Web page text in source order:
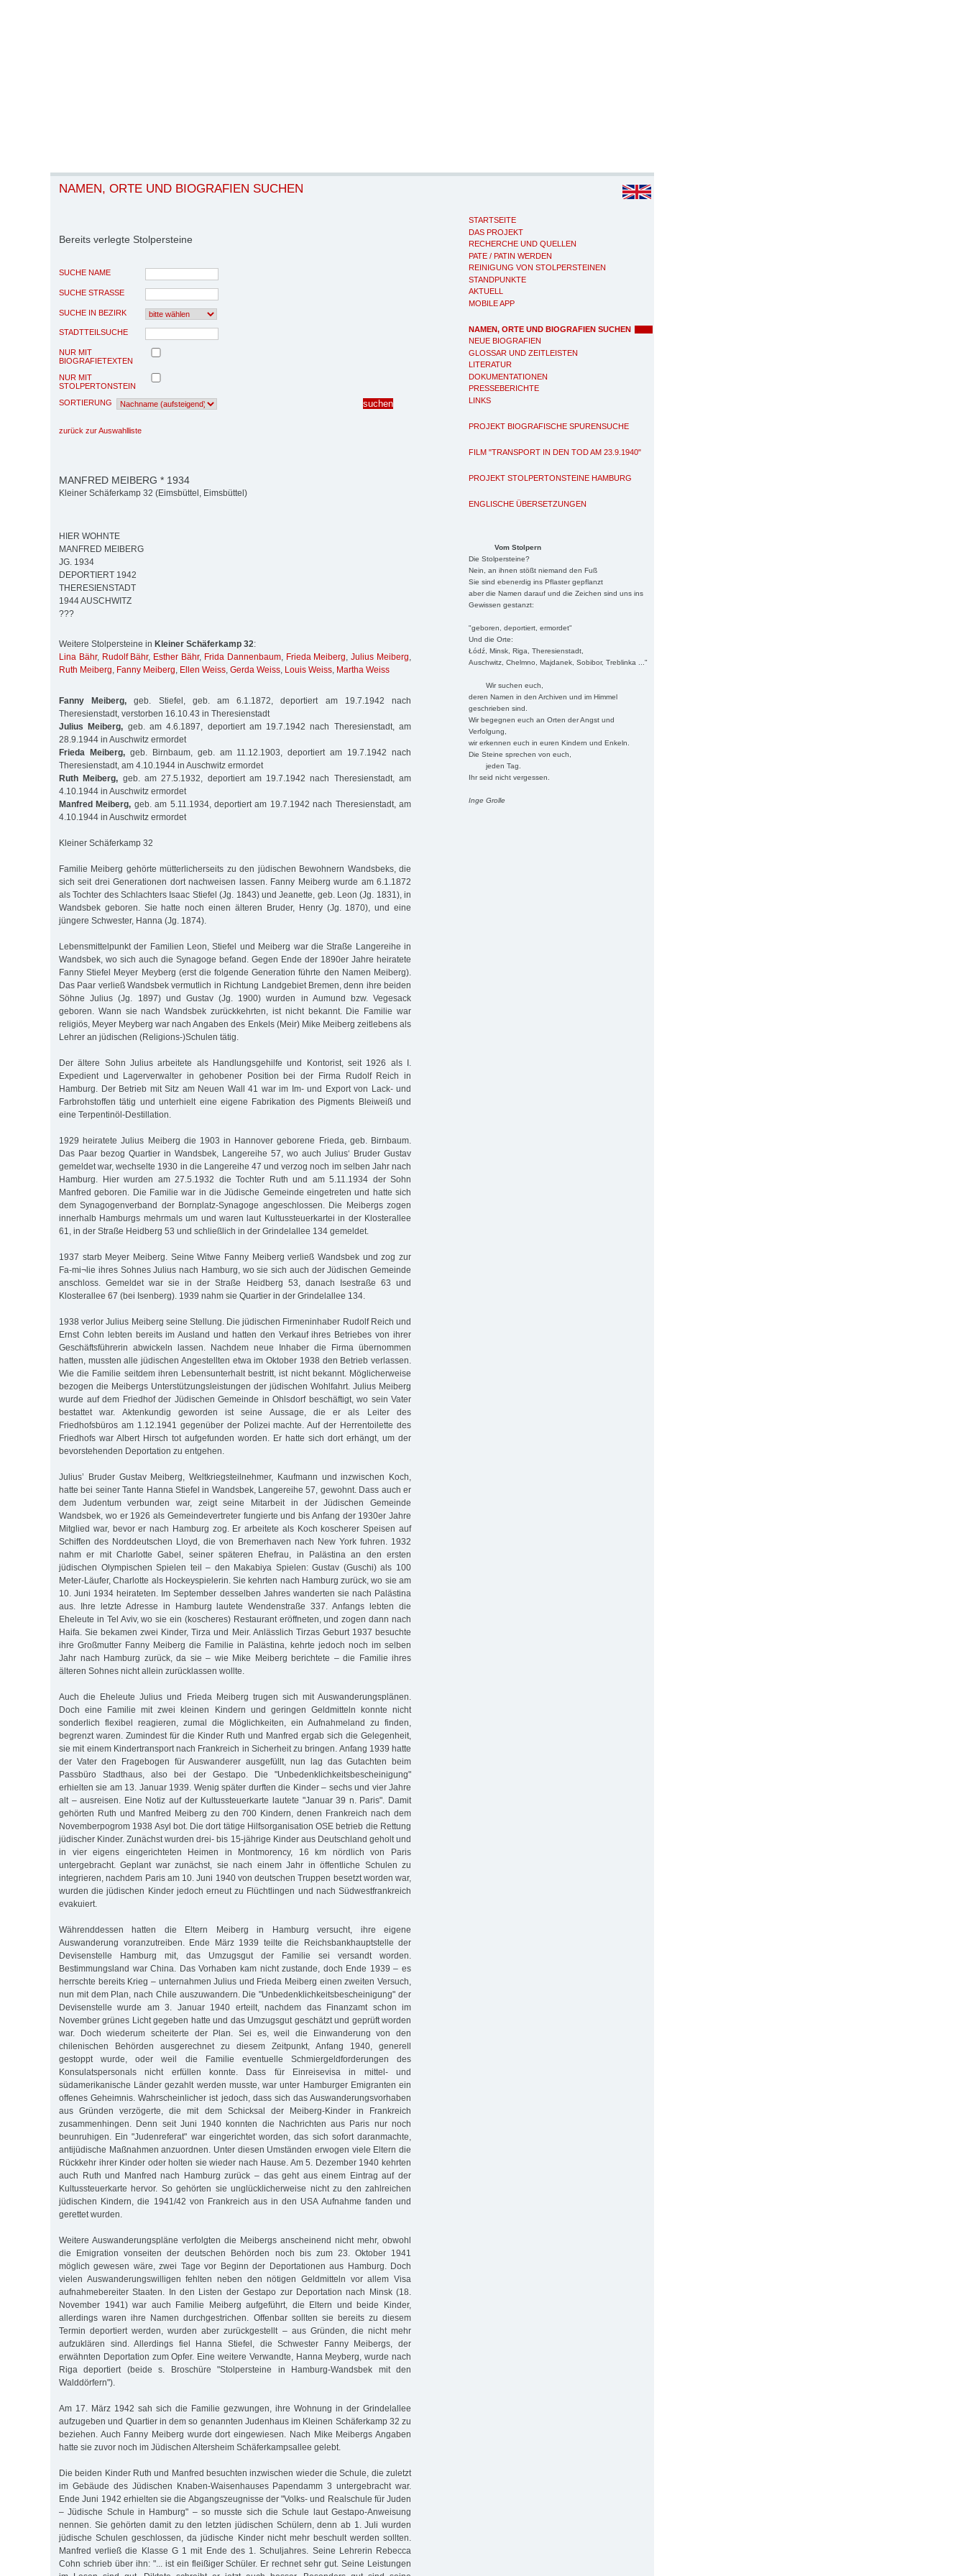
STARTSEITE
DAS PROJEKT
RECHERCHE UND QUELLEN
PATE / PATIN WERDEN
REINIGUNG VON STOLPERSTEINEN
STANDPUNKTE
AKTUELL
MOBILE APP
NAMEN, ORTE UND BIOGRAFIEN SUCHEN
NEUE BIOGRAFIEN
GLOSSAR UND ZEITLEISTEN
LITERATUR
DOKUMENTATIONEN
PRESSEBERICHTE
LINKS
PROJEKT BIOGRAFISCHE SPURENSUCHE
FILM "TRANSPORT IN DEN TOD AM 23.9.1940"
PROJEKT STOLPERTONSTEINE HAMBURG
ENGLISCHE ÜBERSETZUNGEN
Vom Stolpern
Die Stolpersteine?
Nein, an ihnen stößt niemand den Fuß
Sie sind ebenerdig ins Pflaster gepflanzt
aber die Namen darauf und die Zeichen sind uns ins
Gewissen gestanzt:
"geboren, deportiert, ermordet"
Und die Orte:
Łódź, Minsk, Riga, Theresienstadt,
Auschwitz, Chelmno, Majdanek, Sobibor, Treblinka ..."
Wir suchen euch,
deren Namen in den Archiven und im Himmel
geschrieben sind.
Wir begegnen euch an Orten der Angst und
Verfolgung,
wir erkennen euch in euren Kindern und Enkeln.
Die Steine sprechen von euch,
jeden Tag.
Ihr seid nicht vergessen.
Inge Grolle
NAMEN, ORTE UND BIOGRAFIEN SUCHEN
Bereits verlegte Stolpersteine
SUCHE NAME
SUCHE STRASSE
SUCHE IN BEZIRK
STADTTEILSUCHE
NUR MIT
BIOGRAFIETEXTEN
NUR MIT
STOLPERTONSTEIN
SORTIERUNG
zurück zur Auswahlliste
MANFRED MEIBERG * 1934
Kleiner Schäferkamp 32 (Eimsbüttel, Eimsbüttel)
HIER WOHNTE
MANFRED MEIBERG
JG. 1934
DEPORTIERT 1942
THERESIENSTADT
1944 AUSCHWITZ
???
Weitere Stolpersteine in Kleiner Schäferkamp 32:
Lina Bähr, Rudolf Bähr, Esther Bähr, Frida Dannenbaum, Frieda Meiberg,Julius Meiberg,
Ruth Meiberg, Fanny Meiberg, Ellen Weiss, Gerda Weiss, Louis Weiss, Martha Weiss
Fanny Meiberg, geb. Stiefel, geb. am 6.1.1872, deportiert am 19.7.1942 nach
Theresienstadt, verstorben 16.10.43 in Theresienstadt
Julius Meiberg, geb. am 4.6.1897, deportiert am 19.7.1942 nach Theresienstadt, am
28.9.1944 in Auschwitz ermordet
Frieda Meiberg,geb. Birnbaum, geb. am 11.12.1903, deportiert am 19.7.1942 nach
Theresienstadt, am 4.10.1944 in Auschwitz ermordet
Ruth Meiberg, geb. am 27.5.1932, deportiert am 19.7.1942 nach Theresienstadt, am
4.10.1944 in Auschwitz ermordet
Manfred Meiberg, geb. am 5.11.1934, deportiert am 19.7.1942 nach Theresienstadt, am
4.10.1944 in Auschwitz ermordet
Kleiner Schäferkamp 32
Familie Meiberg gehörte mütterlicherseits zu den jüdischen Bewohnern Wandsbeks, die
sich seit drei Generationen dort nachweisen lassen. Fanny Meiberg wurde am 6.1.1872
als Tochter des Schlachters Isaac Stiefel (Jg. 1843) und Jeanette, geb. Leon (Jg. 1831), in
Wandsbek geboren. Sie hatte noch einen älteren Bruder, Henry (Jg. 1870), und eine
jüngere Schwester, Hanna (Jg. 1874).
Lebensmittelpunkt der Familien Leon, Stiefel und Meiberg war die Straße Langereihe in
Wandsbek, wo sich auch die Synagoge befand. Gegen Ende der 1890er Jahre heiratete
Fanny Stiefel Meyer Meyberg (erst die folgende Generation führte den Namen Meiberg).
Das Paar verließ Wandsbek vermutlich in Richtung Landgebiet Bremen, denn ihre beiden
Söhne Julius (Jg. 1897) und Gustav (Jg. 1900) wurden in Aumund bzw. Vegesack
geboren. Wann sie nach Wandsbek zurückkehrten, ist nicht bekannt. Die Familie war
religiös, Meyer Meyberg war nach Angaben des Enkels (Meir) Mike Meiberg zeitlebens als
Lehrer an jüdischen (Religions-)Schulen tätig.
Der ältere Sohn Julius arbeitete als Handlungsgehilfe und Kontorist, seit 1926 als I.
Expedient und Lagerverwalter in gehobener Position bei der Firma Rudolf Reich in
Hamburg. Der Betrieb mit Sitz am Neuen Wall 41 war im Im- und Export von Lack- und
Farbrohstoffen tätig und unterhielt eine eigene Fabrikation des Pigments Bleiweiß und
eine Terpentinöl-Destillation.
1929 heiratete Julius Meiberg die 1903 in Hannover geborene Frieda, geb. Birnbaum.
Das Paar bezog Quartier in Wandsbek, Langereihe 57, wo auch Julius‘ Bruder Gustav
gemeldet war, wechselte 1930 in die Langereihe 47 und verzog noch im selben Jahr nach
Hamburg. Hier wurden am 27.5.1932 die Tochter Ruth und am 5.11.1934 der Sohn
Manfred geboren. Die Familie war in die Jüdische Gemeinde eingetreten und hatte sich
dem Synagogenverband der Bornplatz-Synagoge angeschlossen. Die Meibergs zogen
innerhalb Hamburgs mehrmals um und waren laut Kultussteuerkartei in der Klosterallee
61, in der Straße Heidberg 53 und schließlich in der Grindelallee 134 gemeldet.
1937 starb Meyer Meiberg. Seine Witwe Fanny Meiberg verließ Wandsbek und zog zur
Fa-mi¬lie ihres Sohnes Julius nach Hamburg, wo sie sich auch der Jüdischen Gemeinde
anschloss. Gemeldet war sie in der Straße Heidberg 53, danach Isestraße 63 und
Klosterallee 67 (bei Isenberg). 1939 nahm sie Quartier in der Grindelallee 134.
1938 verlor Julius Meiberg seine Stellung. Die jüdischen Firmeninhaber Rudolf Reich und
Ernst Cohn lebten bereits im Ausland und hatten den Verkauf ihres Betriebes von ihrer
Geschäftsführerin abwickeln lassen. Nachdem neue Inhaber die Firma übernommen
hatten, mussten alle jüdischen Angestellten etwa im Oktober 1938 den Betrieb verlassen.
Wie die Familie seitdem ihren Lebensunterhalt bestritt, ist nicht bekannt. Möglicherweise
bezogen die Meibergs Unterstützungsleistungen der jüdischen Wohlfahrt. Julius Meiberg
wurde auf dem Friedhof der Jüdischen Gemeinde in Ohlsdorf beschäftigt, wo sein Vater
bestattet war. Aktenkundig geworden ist seine Aussage, die er als Leiter des
Friedhofsbüros am 1.12.1941 gegenüber der Polizei machte. Auf der Herrentoilette des
Friedhofs war Albert Hirsch tot aufgefunden worden. Er hatte sich dort erhängt, um der
bevorstehenden Deportation zu entgehen.
Julius’ Bruder Gustav Meiberg, Weltkriegsteilnehmer, Kaufmann und inzwischen Koch,
hatte bei seiner Tante Hanna Stiefel in Wandsbek, Langereihe 57, gewohnt. Dass auch er
dem Judentum verbunden war, zeigt seine Mitarbeit in der Jüdischen Gemeinde
Wandsbek, wo er 1926 als Gemeindevertreter fungierte und bis Anfang der 1930er Jahre
Mitglied war, bevor er nach Hamburg zog. Er arbeitete als Koch koscherer Speisen auf
Schiffen des Norddeutschen Lloyd, die von Bremerhaven nach New York fuhren. 1932
nahm er mit Charlotte Gabel, seiner späteren Ehefrau, in Palästina an den ersten
jüdischen Olympischen Spielen teil – den Makabiya Spielen: Gustav (Guschi) als 100
Meter-Läufer, Charlotte als Hockeyspielerin. Sie kehrten nach Hamburg zurück, wo sie am
10. Juni 1934 heirateten. Im September desselben Jahres wanderten sie nach Palästina
aus. Ihre letzte Adresse in Hamburg lautete Wendenstraße 337. Anfangs lebten die
Eheleute in Tel Aviv, wo sie ein (koscheres) Restaurant eröffneten, und zogen dann nach
Haifa. Sie bekamen zwei Kinder, Tirza und Meir. Anlässlich Tirzas Geburt 1937 besuchte
ihre Großmutter Fanny Meiberg die Familie in Palästina, kehrte jedoch noch im selben
Jahr nach Hamburg zurück, da sie – wie Mike Meiberg berichtete – die Familie ihres
älteren Sohnes nicht allein zurücklassen wollte.
Auch die Eheleute Julius und Frieda Meiberg trugen sich mit Auswanderungsplänen.
Doch eine Familie mit zwei kleinen Kindern und geringen Geldmitteln konnte nicht
sonderlich flexibel reagieren, zumal die Möglichkeiten, ein Aufnahmeland zu finden,
begrenzt waren. Zumindest für die Kinder Ruth und Manfred ergab sich die Gelegenheit,
sie mit einem Kindertransport nach Frankreich in Sicherheit zu bringen. Anfang 1939 hatte
der Vater den Fragebogen für Auswanderer ausgefüllt, nun lag das Gutachten beim
Passbüro Stadthaus, also bei der Gestapo. Die "Unbedenklichkeitsbescheinigung"
erhielten sie am 13. Januar 1939. Wenig später durften die Kinder – sechs und vier Jahre
alt – ausreisen. Eine Notiz auf der Kultussteuerkarte lautete "Januar 39 n. Paris". Damit
gehörten Ruth und Manfred Meiberg zu den 700 Kindern, denen Frankreich nach dem
Novemberpogrom 1938 Asyl bot. Die dort tätige Hilfsorganisation OSE betrieb die Rettung
jüdischer Kinder. Zunächst wurden drei- bis 15-jährige Kinder aus Deutschland geholt und
in vier eigens eingerichteten Heimen in Montmorency, 16 km nördlich von Paris
untergebracht. Geplant war zunächst, sie nach einem Jahr in öffentliche Schulen zu
integrieren, nachdem Paris am 10. Juni 1940 von deutschen Truppen besetzt worden war,
wurden die jüdischen Kinder jedoch erneut zu Flüchtlingen und nach Südwestfrankreich
evakuiert.
Währenddessen hatten die Eltern Meiberg in Hamburg versucht, ihre eigene
Auswanderung voranzutreiben. Ende März 1939 teilte die Reichsbankhauptstelle der
Devisenstelle Hamburg mit, das Umzugsgut der Familie sei versandt worden.
Bestimmungsland war China. Das Vorhaben kam nicht zustande, doch Ende 1939 – es
herrschte bereits Krieg – unternahmen Julius und Frieda Meiberg einen zweiten Versuch,
nun mit dem Plan, nach Chile auszuwandern. Die "Unbedenklichkeitsbescheinigung" der
Devisenstelle wurde am 3. Januar 1940 erteilt, nachdem das Finanzamt schon im
November grünes Licht gegeben hatte und das Umzugsgut geschätzt und geprüft worden
war. Doch wiederum scheiterte der Plan. Sei es, weil die Einwanderung von den
chilenischen Behörden ausgerechnet zu diesem Zeitpunkt, Anfang 1940, generell
gestoppt wurde, oder weil die Familie eventuelle Schmiergeldforderungen des
Konsulatspersonals nicht erfüllen konnte. Dass für Einreisevisa in mittel- und
südamerikanische Länder gezahlt werden musste, war unter Hamburger Emigranten ein
offenes Geheimnis. Wahrscheinlicher ist jedoch, dass sich das Auswanderungsvorhaben
aus Gründen verzögerte, die mit dem Schicksal der Meiberg-Kinder in Frankreich
zusammenhingen. Denn seit Juni 1940 konnten die Nachrichten aus Paris nur noch
beunruhigen. Ein "Judenreferat" war eingerichtet worden, das sich sofort daranmachte,
antijüdische Maßnahmen anzuordnen. Unter diesen Umständen erwogen viele Eltern die
Rückkehr ihrer Kinder oder holten sie wieder nach Hause. Am 5. Dezember 1940 kehrten
auch Ruth und Manfred nach Hamburg zurück – das geht aus einem Eintrag auf der
Kultussteuerkarte hervor. So gehörten sie unglücklicherweise nicht zu den zahlreichen
jüdischen Kindern, die 1941/42 von Frankreich aus in den USA Aufnahme fanden und
gerettet wurden.
Weitere Auswanderungspläne verfolgten die Meibergs anscheinend nicht mehr, obwohl
die Emigration vonseiten der deutschen Behörden noch bis zum 23. Oktober 1941
möglich gewesen wäre, zwei Tage vor Beginn der Deportationen aus Hamburg. Doch
vielen Auswanderungswilligen fehlten neben den nötigen Geldmitteln vor allem Visa
aufnahmebereiter Staaten. In den Listen der Gestapo zur Deportation nach Minsk (18.
November 1941) war auch Familie Meiberg aufgeführt, die Eltern und beide Kinder,
allerdings waren ihre Namen durchgestrichen. Offenbar sollten sie bereits zu diesem
Termin deportiert werden, wurden aber zurückgestellt – aus Gründen, die nicht mehr
aufzuklären sind. Allerdings fiel Hanna Stiefel, die Schwester Fanny Meibergs, der
erwähnten Deportation zum Opfer. Eine weitere Verwandte, Hanna Meyberg, wurde nach
Riga deportiert (beide s. Broschüre "Stolpersteine in Hamburg-Wandsbek mit den
Walddörfern").
Am 17. März 1942 sah sich die Familie gezwungen, ihre Wohnung in der Grindelallee
aufzugeben und Quartier in dem so genannten Judenhaus im Kleinen Schäferkamp 32 zu
beziehen. Auch Fanny Meiberg wurde dort eingewiesen. Nach Mike Meibergs Angaben
hatte sie zuvor noch im Jüdischen Altersheim Schäferkampsallee gelebt.
Die beiden Kinder Ruth und Manfred besuchten inzwischen wieder die Schule, die zuletzt
im Gebäude des Jüdischen Knaben-Waisenhauses Papendamm 3 untergebracht war.
Ende Juni 1942 erhielten sie die Abgangszeugnisse der "Volks- und Realschule für Juden
– Jüdische Schule in Hamburg" – so musste sich die Schule laut Gestapo-Anweisung
nennen. Sie gehörten damit zu den letzten jüdischen Schülern, denn ab 1. Juli wurden
jüdische Schulen geschlossen, da jüdische Kinder nicht mehr beschult werden sollten.
Manfred verließ die Klasse G 1 mit Ende des 1. Schuljahres. Seine Lehrerin Rebecca
Cohn schrieb über ihn: "... ist ein fleißiger Schüler. Er rechnet sehr gut. Seine Leistungen